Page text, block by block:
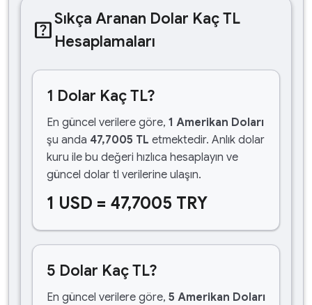
help_centerSıkça Aranan Dolar Kaç TL
Hesaplamaları
1 Dolar Kaç TL?
En güncel verilere göre, 1 Amerikan Doları
şu anda 47,7005 TL etmektedir. Anlık dolar
kuru ile bu değeri hızlıca hesaplayın ve
güncel dolar tl verilerine ulaşın.
1 USD = 47,7005 TRY
5 Dolar Kaç TL?
En güncel verilere göre, 5 Amerikan Doları